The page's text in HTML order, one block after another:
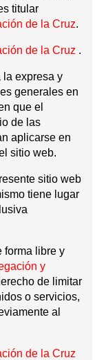
titular
de la Cruz.
de la Cruz .
la expresa y
generales en
que el
de las
aplicarse en
sitio web.
sitio web
tiene lugar
forma libre y
y
de limitar
o servicios,
al
de la Cruz